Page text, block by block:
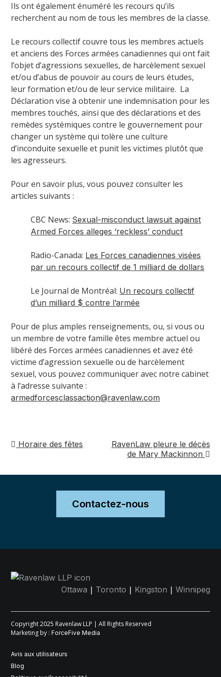
Ils ont également énuméré les recours qu’ils
recherchent au nom de tous les membres de la classe.
Le recours collectif couvre tous les membres actuels
et anciens des Forces armées canadiennes qui ont fait
l’objet d’agressions sexuelles, de harcèlement sexuel
et/ou d’abus de pouvoir au cours de leurs études,
leur formation et/ou de leur service militaire. La
Déclaration vise à obtenir une indemnisation pour les
membres touchés, ainsi que des déclarations et des
remèdes systémiques contre le gouvernement pour
changer un système qui tolère une culture
d’inconduite sexuelle et punit les victimes plutôt que
les agresseurs.
Pour en savoir plus, vous pouvez consulter les
articles suivants :
CBC News: Sexual-misconduct lawsuit against
Armed Forces alleges ‘reckless’ conduct
Radio-Canada: Les Forces canadiennes visées
par un recours collectif de 1 milliard de dollars
Le Journal de Montréal: Un recours collectif
d’un milliard $ contre l’armée
Pour de plus amples renseignements, ou, si vous ou
un membre de votre famille êtes membre actuel ou
libéré des Forces armées canadiennes et avez été
victime d’agression sexuelle ou de harcèlement
sexuel, vous pouvez communiquer avec notre cabinet
à l’adresse suivante :
armedforcesclassaction@ravenlaw.com
Navigation
Horaire des fêtes
RavenLaw pleure le décès
de Mary Mackinnon
Contactez-nous
Ottawa | Toronto | Kingston | Winnipeg
Copyright 2025 Ravenlaw LLP | All Rights Reserved
Marketing by :ForceFive Media
Avis aux utilisateurs
Blog